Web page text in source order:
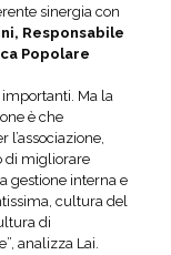
sinergia con
Responsabile
Popolare
Ma la
è che
di migliorare
gestione interna e
cultura del
di
analizza Lai.